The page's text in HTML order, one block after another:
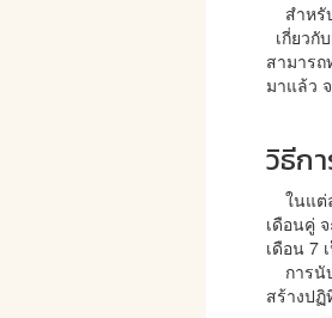
สำหรั
เกี่ยวกั
สามาร
มาแล้ว
วิธีก
ในแต่
เดือนคู่
เดือน 7
การนั
สร้างปฏิ